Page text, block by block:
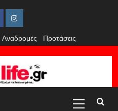
Instagram
Αναδρομές Προτάσεις
Menu